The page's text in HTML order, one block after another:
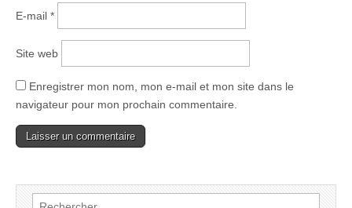
E-mail *
Site web
Enregistrer mon nom, mon e-mail et mon site dans le
navigateur pour mon prochain commentaire.
Rechercher :